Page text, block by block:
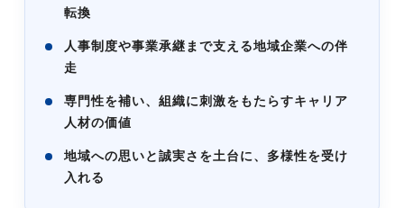
転換
人事制度や事業承継まで支える地域企業への伴
走
専門性を補い、組織に刺激をもたらすキャリア
人材の価値
地域への思いと誠実さを土台に、多様性を受け
入れる